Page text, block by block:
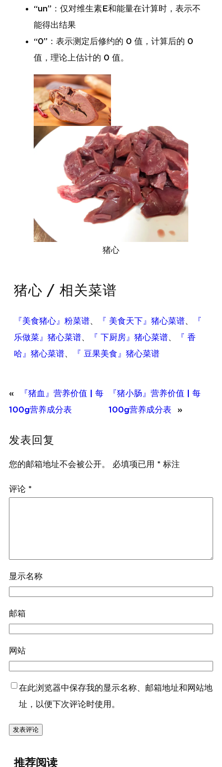
“un”：仅对维生素E和能量在计算时，表示不
能得出结果
“0”：表示测定后修约的 0 值，计算后的 0
值，理论上估计的 0 值。
猪心
猪心 / 相关菜谱
『美食猪心』粉菜谱、 『 美食天下』猪心菜谱、
『
乐做菜』猪心菜谱、 『 下厨房』猪心菜谱、
『 香
哈』猪心菜谱、 『 豆果美食』猪心菜谱
«
『猪血』营养价值 | 每
100g营养成分表
『猪小肠』营养价值 | 每
100g营养成分表
»
发表回复
您的邮箱地址不会被公开。 必填项已用 * 标注
评论 *
显示名称
邮箱
网站
在此浏览器中保存我的显示名称、邮箱地址和网站地
址，以便下次评论时使用。
推荐阅读